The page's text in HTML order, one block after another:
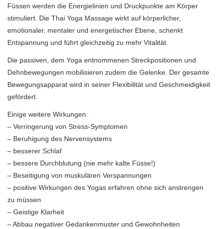
Füssen werden die Energielinien und Druckpunkte am Körper
stimuliert. Die Thai Yoga Massage wirkt auf körperlicher,
emotionaler, mentaler und energetischer Ebene, schenkt
Entspannung und führt gleichzeitig zu mehr Vitalität.
Die passiven, dem Yoga entnommenen Streckpositionen und
Dehnbewegungen mobilisieren zudem die Gelenke. Der gesamte
Bewegungsapparat wird in seiner Flexibilität und Geschmeidigkeit
gefördert.
Einige weitere Wirkungen:
– Verringerung von Stress-Symptomen
– Beruhigung des Nervensystems
– besserer Schlaf
– bessere Durchblutung (nie mehr kalte Füsse!)
– Beseitigung von muskulären Verspannungen
– positive Wirkungen des Yogas erfahren ohne sich anstrengen
zu müssen
– Geistige Klarheit
– Abbau negativer Gedankenmuster und Gewohnheiten